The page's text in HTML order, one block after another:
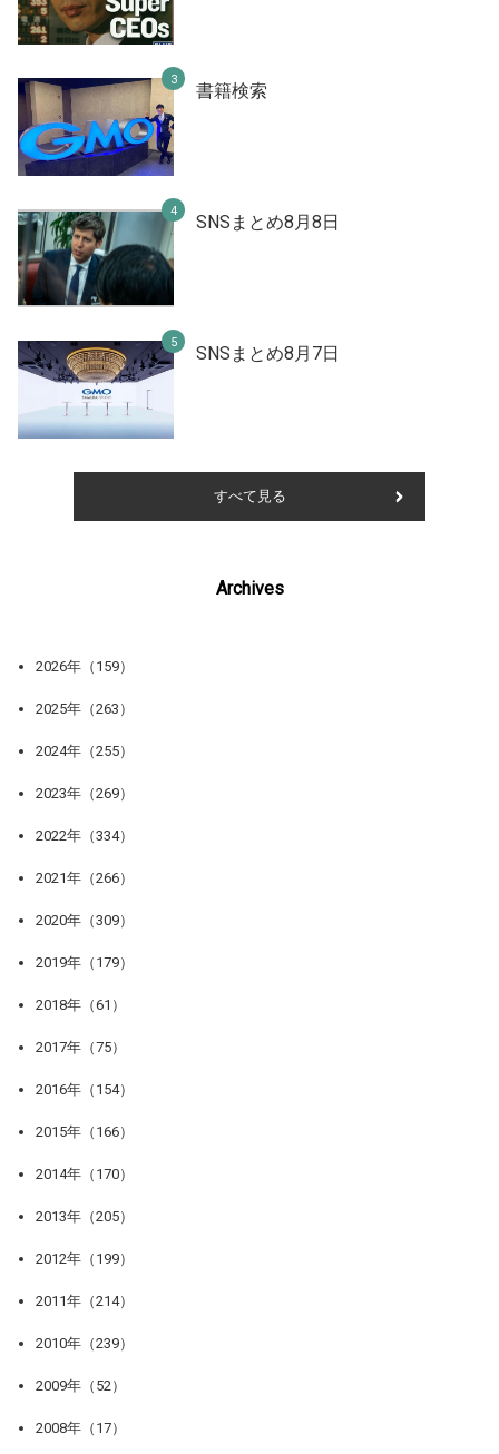
書籍検索
SNSまとめ8月8日
SNSまとめ8月7日
すべて見る
Archives
2026年（159）
2025年（263）
2024年（255）
2023年（269）
2022年（334）
2021年（266）
2020年（309）
2019年（179）
2018年（61）
2017年（75）
2016年（154）
2015年（166）
2014年（170）
2013年（205）
2012年（199）
2011年（214）
2010年（239）
2009年（52）
2008年（17）